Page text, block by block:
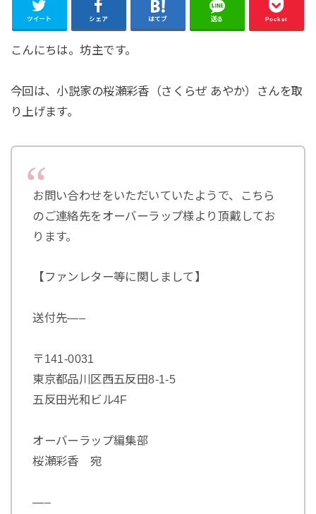
ツイート シェア はてブ 送る Pocket
こんにちは。坊主です。
今回は、小説家の桜瀬彩香（さくらぜ あやか）さんを取
り上げます。
お問い合わせをいただいていたようで、こちら
のご連絡先をオーバーラップ様より頂戴してお
ります。
【ファンレター等に関しまして】
送付先—–
〒141-0031
東京都品川区西五反田8-1-5
五反田光和ビル4F
オーバーラップ編集部
桜瀬彩香 宛
—–